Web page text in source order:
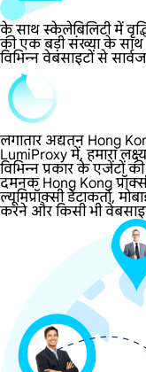
के साथ स्केलेबिलिटी में
की एक बड़ी संख्या के
विभिन्न वेबसाइटों से
लगातार अद्यतन Hong
LumiProxy में, हमारा
विभिन्न प्रकार के एजेंटों
दमनक Hong Kong
ल्यूमिप्रॉक्सी डेटाकर्ता,
करने और किसी भी